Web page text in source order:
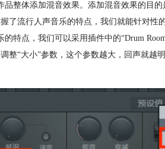
整体添加混音效果。添加混音效果的目的
流行人声音乐的特点，我们就能针对性
特点，我们可以采用插件中的“Drum
整“大小”参数，这个参数越大，回声就越